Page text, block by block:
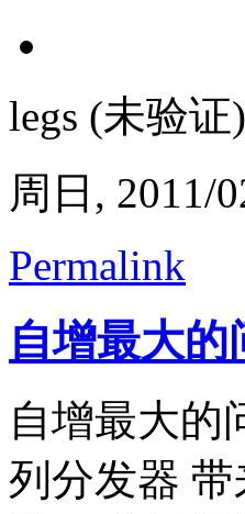
legs (未验证)
周日, 2011/
Permalink
自增最大的
自增最大的
列分发器